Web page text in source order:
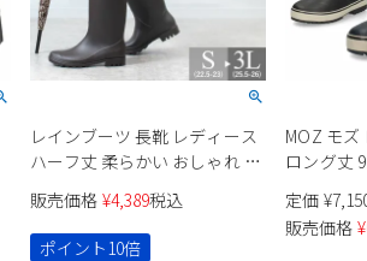
レインブーツ 長靴 レディース
ハーフ丈 柔らかい おしゃれ フ
ァッション シンプル 黒 茶 靴
防水 防滑 軽量 雨 雪 普段使い
98005 Parade
販売価格 ¥4,389税込
ポイント10倍
MOZ モズ
ロング丈
定価 ¥
販売価格 ¥